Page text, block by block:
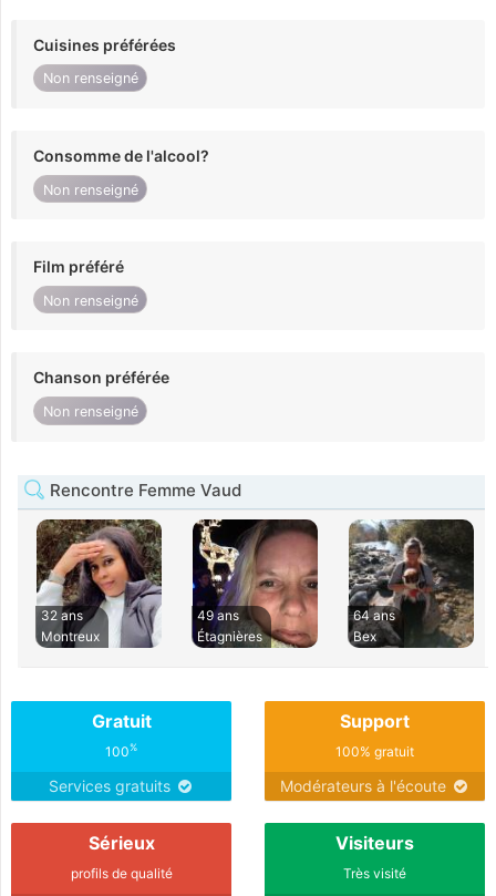
Cuisines préférées
Non renseigné
Consomme de l'alcool?
Non renseigné
Film préféré
Non renseigné
Chanson préférée
Non renseigné
Rencontre Femme Vaud
32 ans
Montreux
49 ans
Étagnières
64 ans
Bex
Gratuit
100%
Services gratuits
Support
100% gratuit
Modérateurs à l'écoute
Sérieux
profils de qualité
Visiteurs
Très visité